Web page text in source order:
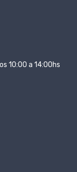
10:00 a 14:00hs